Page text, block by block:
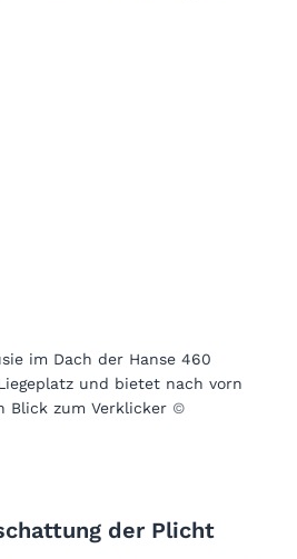
im Dach der Hanse 460
und bietet nach vorn
Blick zum Verklicker ©
der Plicht